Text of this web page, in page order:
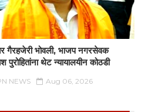
गैरहजेरी भोवली, भाजप नगरसेवक
पुरोहितांना थेट न्यायालयीन कोठडी
NEWS Aug 06, 2026